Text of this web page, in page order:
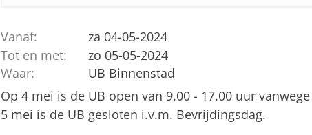
Vanaf:
za 04-05-2024
Tot en met:
zo 05-05-2024
Waar:
UB Binnenstad
Op 4 mei is de UB open van 9.00 - 17.00 uur
5 mei is de UB gesloten i.v.m. Bevrijdingsdag.